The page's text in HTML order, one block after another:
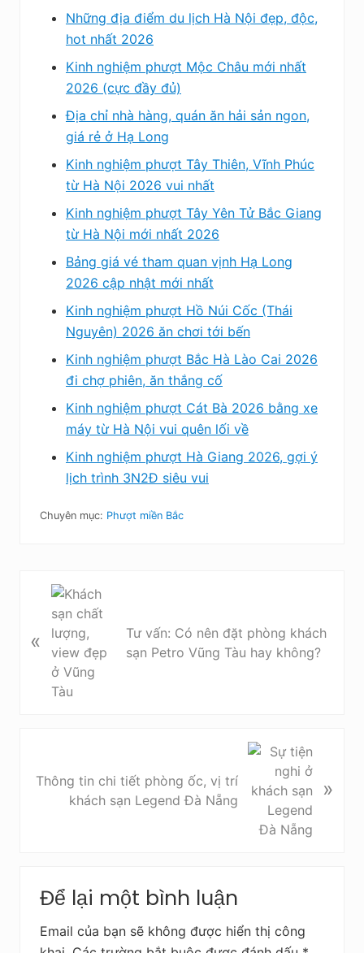
Những địa điểm du lịch Hà Nội đẹp, độc,
hot nhất 2026
Kinh nghiệm phượt Mộc Châu mới nhất
2026 (cực đầy đủ)
Địa chỉ nhà hàng, quán ăn hải sản ngon,
giá rẻ ở Hạ Long
Kinh nghiệm phượt Tây Thiên, Vĩnh Phúc
từ Hà Nội 2026 vui nhất
Kinh nghiệm phượt Tây Yên Tử Bắc Giang
từ Hà Nội mới nhất 2026
Bảng giá vé tham quan vịnh Hạ Long
2026 cập nhật mới nhất
Kinh nghiệm phượt Hồ Núi Cốc (Thái
Nguyên) 2026 ăn chơi tới bến
Kinh nghiệm phượt Bắc Hà Lào Cai 2026
đi chợ phiên, ăn thắng cố
Kinh nghiệm phượt Cát Bà 2026 bằng xe
máy từ Hà Nội vui quên lối về
Kinh nghiệm phượt Hà Giang 2026, gợi ý
lịch trình 3N2Đ siêu vui
Chuyên mục: Phượt miền Bắc
v
ớ
«
Tư vấn: Có nên đặt phòng khách
sạn Petro Vũng Tàu hay không?
Thông tin chi tiết phòng ốc, vị trí
khách sạn Legend Đà Nẵng
»
Reader
Interactions
Để lại một bình luận
Email của bạn sẽ không được hiển thị công